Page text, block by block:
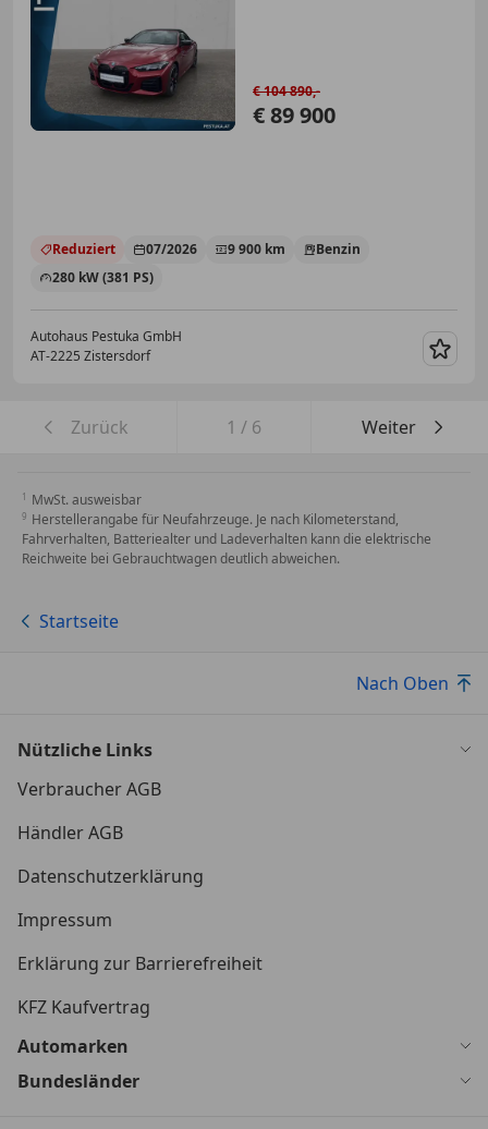
€ 89 900
€ 104 890,-
Reduziert 07/2026 9 900 km
Benzin
280 kW (381 PS)
Autohaus Pestuka GmbH
AT-2225 Zistersdorf
Zurück 1 / 6 Weiter
MwSt. ausweisbar
Herstellerangabe für Neufahrzeuge. Je nach Kilometerstand,
Fahrverhalten, Batteriealter und Ladeverhalten kann die elektrische
Reichweite bei Gebrauchtwagen deutlich abweichen.
Startseite
Nach Oben
Nützliche Links
Verbraucher AGB
Händler AGB
Datenschutzerklärung
Impressum
Erklärung zur Barrierefreiheit
KFZ Kaufvertrag
Automarken
Bundesländer